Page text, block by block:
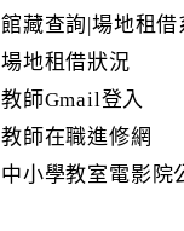
館藏查詢|場地租借
場地租借狀況
教師Gmail登入
教師在職進修網
中小學教室電影院